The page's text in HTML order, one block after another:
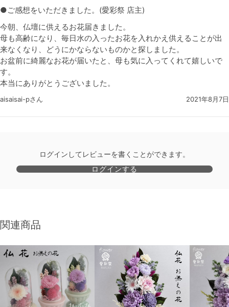
●ご感想をいただきました。(愛彩祭 店主)
今朝、仏壇に供えるお花届きました。
母も高齢になり、毎日水の入ったお花を入れかえ供えることが出
来なくなり、どうにかならないものかと探しました。
お盆前に綺麗なお花が届いたと、母も気に入ってくれて嬉しいで
す。
本当にありがとうございました。
aisaisai-pさん 2021年8月7日
ログインしてレビューを書くことができます。
ログインする
関連商品